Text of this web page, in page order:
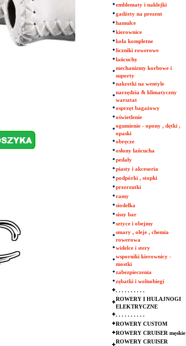
emblematy i naklejki
gadżety na prezent
hamulce
kierownice
koła kompletne
liczniki rowerowe
łańcuchy
mechanizmy korbowe i
suporty
nakretki na wentyle
narzędzia & klimatyczny
warsztat
osprzęt bagażowy
oświetlenie
ogumienie - opony , dętki ,
opaski
obręcze
osłony łańcucha
pedały
piasty i akcesoria
podpórki , stopki
przerzutki
ramy
siodełka
sissy bar
sztyce i obejmy
smary , oleje , chemia
rowerowa
widelce i stery
wsporniki kierownicy -
mostki
zabezpieczenia
zębatki i wolnobiegi
. . . . . . . . . .
ROWERY I HULAJNOGI
ELEKTRYCZNE
. . . . . . . . . .
ROWERY CUSTOM
ROWERY CRUISER męskie
ROWERY CRUISER